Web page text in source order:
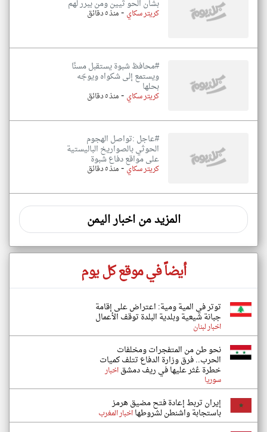
بشان الحو ثيين ومن يبرر لهم
كريتر سكاي -منذ ٥ دقائق
#محافظ شبوة يستقبل مسنًا
ويستمع إلى شكواه ويوجّه
بحلها
كريتر سكاي -منذ ٥ دقائق
#عاجل :تواصل الهجوم
الحوثي بالصواريخ الباليستية
على مواقع دفاع شبوة
كريتر سكاي-منذ ٥ دقائق
المزيد من اخبار اليمن
أيضاً في موقع كل يوم
توتر في المية ومية: اعتراض على إقامة
جبانة شيعية وبلدية البلدة توقف الأعمال
اخبار لبنان
نحو طن من المتفجرات ومخلفات
الحرب.. فرق وزارة الدفاع تتلف كميات
خطرة عُثر عليها في ريف دمشقاخبار
سوريا
إيران تربط إعادة فتح مضيق هرمز
باستجابة واشنطن لشروطهااخبار المغرب